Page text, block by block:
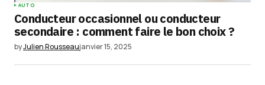
AUTO
Conducteur occasionnel ou conducteur
secondaire : comment faire le bon choix ?
byJulien Rousseaujanvier 15, 2025